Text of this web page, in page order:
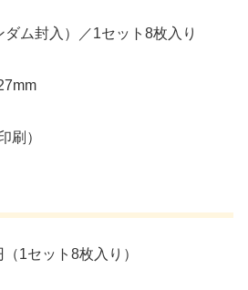
ダム封入）／1セット8枚入り
刷）
（1セット8枚入り）